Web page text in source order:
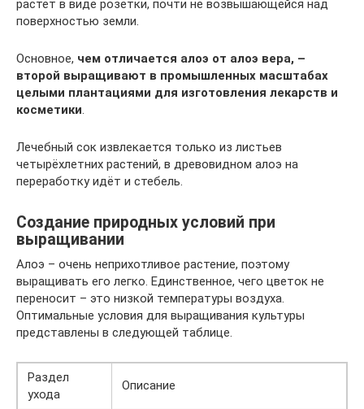
растёт в виде розетки, почти не возвышающейся над
поверхностью земли.
Основное, чем отличается алоэ от алоэ вера, –
второй выращивают в промышленных масштабах
целыми плантациями для изготовления лекарств и
косметики
Лечебный сок извлекается только из листьев
четырёхлетних растений, в древовидном алоэ на
переработку идёт и стебель.
Создание природных условий при
выращивании
Алоэ – очень неприхотливое растение, поэтому
выращивать его легко. Единственное, чего цветок не
переносит – это низкой температуры воздуха.
Оптимальные условия для выращивания культуры
представлены в следующей таблице.
Раздел
ухода
Описание